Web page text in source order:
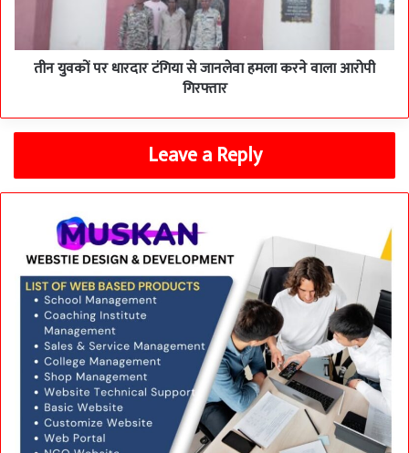
जानलेवा
करने
वालातीन युवकों पर धारदार टंगिया से जानलेवा हमला करने वाला आरोपी
गिरफ्तार
Leave a Reply